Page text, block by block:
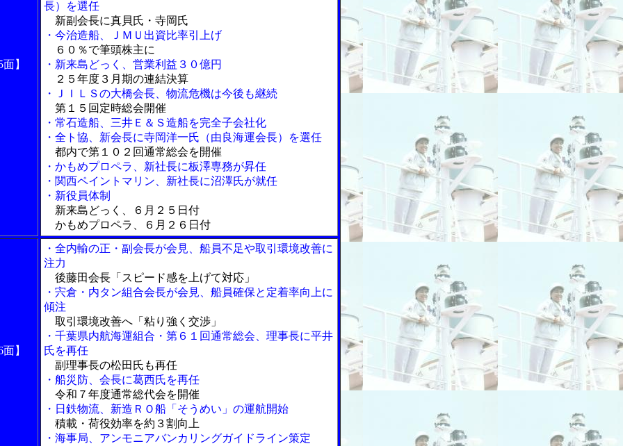
】
長）を選任
新副会長に真貝氏・寺岡氏
・今治造船、ＪＭＵ出資比率引上げ
６０％で筆頭株主に
・新来島どっく、営業利益３０億円
２５年度３月期の連結決算
・ＪＩＬＳの大橋会長、物流危機は今後も継続
第１５回定時総会開催
・常石造船、三井Ｅ＆Ｓ造船を完全子会社化
・全ト協、新会長に寺岡洋一氏（由良海運会長）を選任
都内で第１０２回通常総会を開催
・かもめプロペラ、新社長に板澤専務が昇任
・関西ペイントマリン、新社長に沼澤氏が就任
・新役員体制
新来島どっく、６月２５日付
かもめプロペラ、６月２６日付
】
・全内輸の正・副会長が会見、船員不足や取引環境改善に
注力
後藤田会長「スピード感を上げて対応」
・宍倉・内タン組合会長が会見、船員確保と定着率向上に
傾注
取引環境改善へ「粘り強く交渉」
・千葉県内航海運組合・第６１回通常総会、理事長に平井
氏を再任
副理事長の松田氏も再任
・船災防、会長に葛西氏を再任
令和７年度通常総代会を開催
・日鉄物流、新造ＲＯ船「そうめい」の運航開始
積載・荷役効率を約３割向上
・海事局、アンモニアバンカリングガイドライン策定